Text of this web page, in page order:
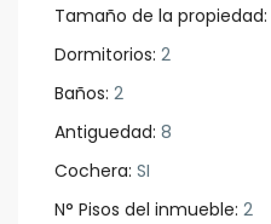
Tamaño de la propiedad:
Dormitorios: 2
Baños: 2
Antiguedad: 8
Cochera: SI
N° Pisos del inmueble: 2